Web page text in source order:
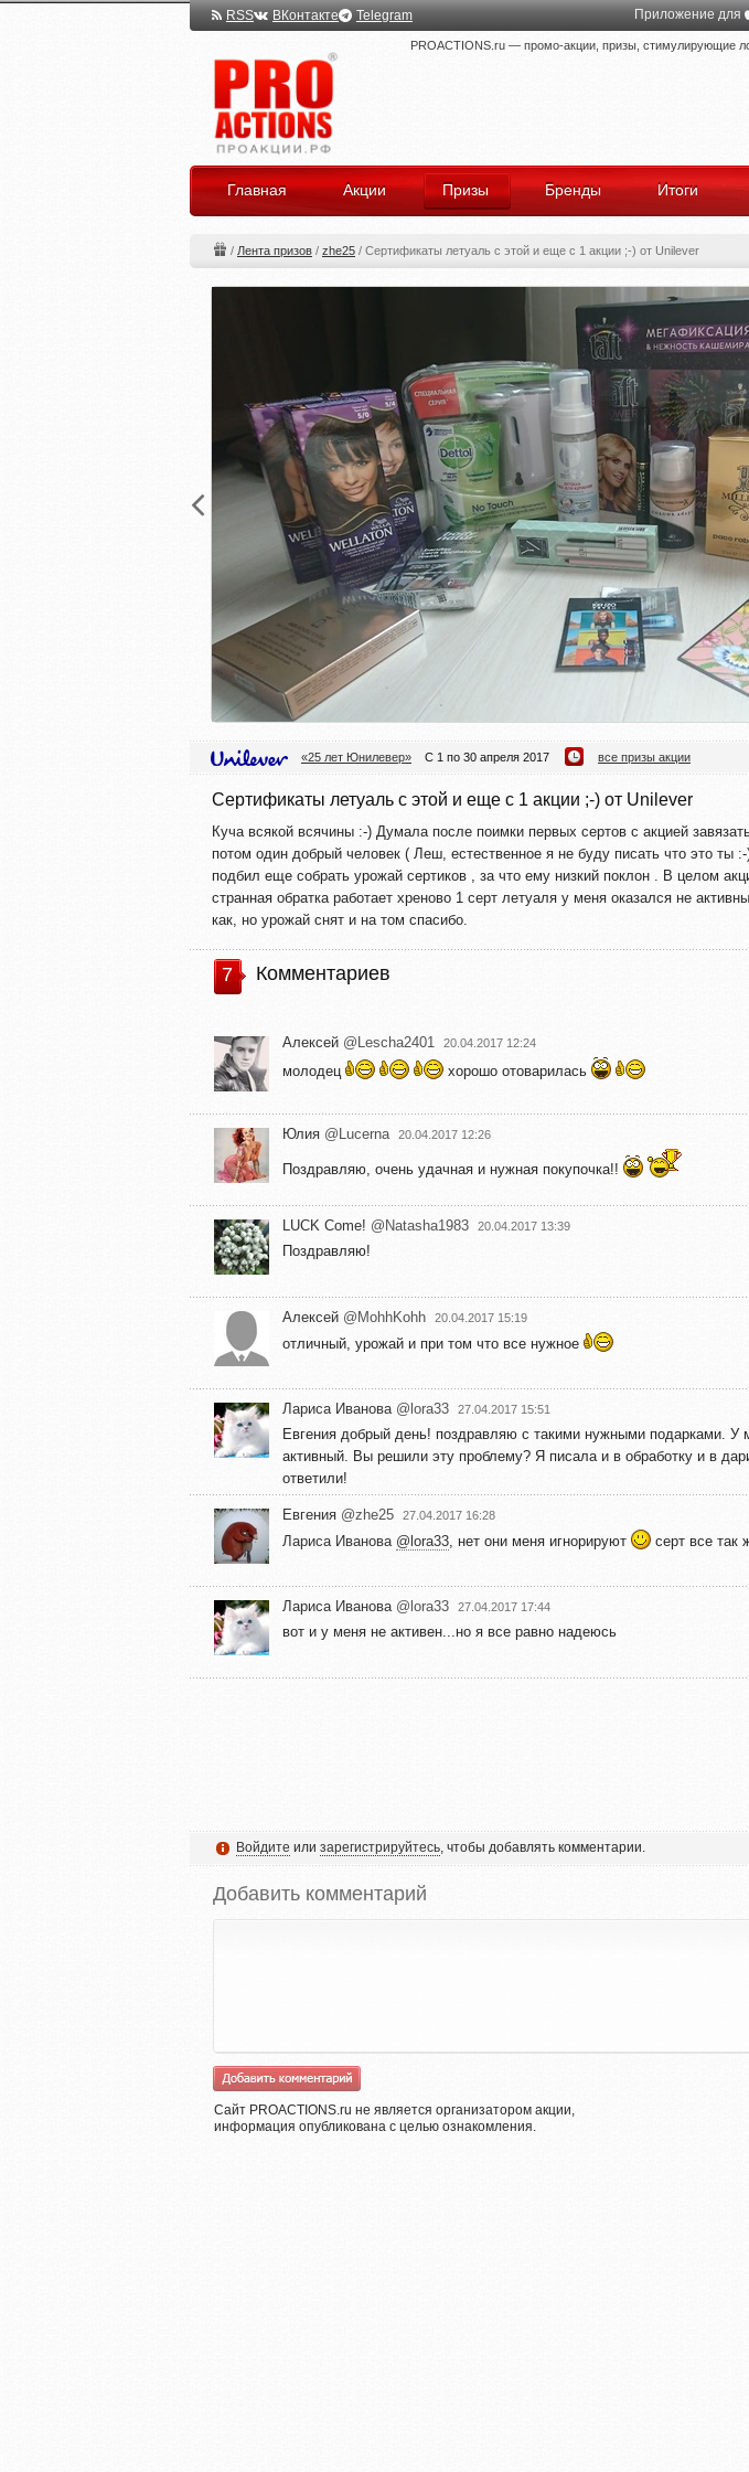
RSS ВКонтакте Telegram Приложение для
PROACTIONS.ru — промо-акции, призы, стимулирующие
Главная Акции Призы Бренды Итоги
/ Лента призов / zhe25 / Сертификаты летуаль с этой и еще с 1 акции ;-) от Unilever
«25 лет Юнилевер» С 1 по 30 апреля 2017 все призы акции
Сертификаты летуаль с этой и еще с 1 акции ;-) от Unilever
Куча всякой всячины :-) Думала после поимки первых сертов с акцией
потом один добрый человек ( Леш, естественное я не буду писать что это ты
подбил еще собрать урожай сертиков , за что ему низкий поклон . В целом
странная обратка работает хреново 1 серт летуаля у меня оказался не
как, но урожай снят и на том спасибо.
7 Комментариев
Алексей @Lescha2401 20.04.2017 12:24
молодец
хорошо отоварилась
Юлия @Lucerna 20.04.2017 12:26
Поздравляю, очень удачная и нужная покупочка!!
LUCK Come! @Natasha1983 20.04.2017 13:39
Поздравляю!
Алексей @MohhKohh 20.04.2017 15:19
отличный, урожай и при том что все нужное
Лариса Иванова @lora33 27.04.2017 15:51
Евгения добрый день! поздравляю с такими нужными подарками. У
активный. Вы решили эту проблему? Я писала и в обработку и в
ответили!
Евгения @zhe25 27.04.2017 16:28
Лариса Иванова @lora33, нет они меня игнорируют серт все так
Лариса Иванова @lora33 27.04.2017 17:44
вот и у меня не активен...но я все равно надеюсь
Войдите или зарегистрируйтесь, чтобы добавлять комментарии.
Добавить комментарий
Сайт PROACTIONS.ru не является организатором акции,
информация опубликована с целью ознакомления.